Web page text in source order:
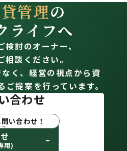
管理の
ライフへ
討のオーナー、
談ください。
く、経営の視点から資
提案を行っています。
合わせ
い合わせ！
用)